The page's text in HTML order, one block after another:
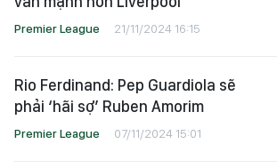
Premier League 21/11/2024 16:15
Rio Ferdinand: Pep Guardiola sẽ
phải ‘hãi sợ’ Ruben Amorim
Premier League 07/11/2024 15:01